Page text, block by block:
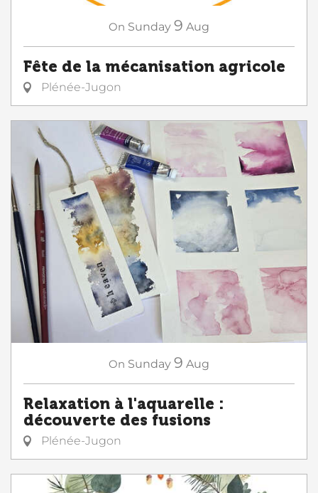
On Sunday 9 Aug
Fête de la mécanisation agricole
Plénée-Jugon
On Sunday 9 Aug
Relaxation à l'aquarelle :
découverte des fusions
Plénée-Jugon